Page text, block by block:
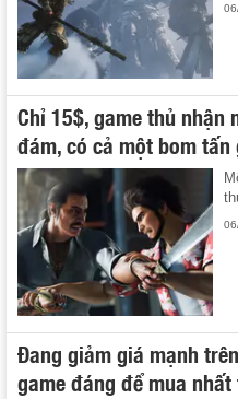
Chỉ 15$, game thủ
đám, có cả một bom
Đang giảm giá mạnh
game đáng để mua